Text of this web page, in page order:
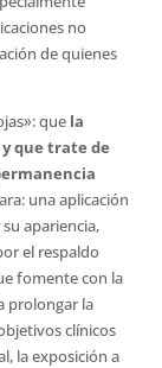
no
de quienes
que la
que trate de
una aplicación
apariencia,
el respaldo
fomente con la
prolongar la
clínicos
la exposición a